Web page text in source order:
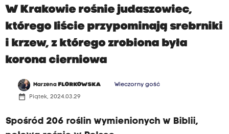
W Krakowie rośnie judaszowiec,
którego liście przypominają srebrniki
i krzew, z którego zrobiona była
korona cierniowa
Marzena FLORKOWSKA Wieczorny gość
date_range Piątek, 2024.03.29
Spośród 206 roślin wymienionych w Biblii,